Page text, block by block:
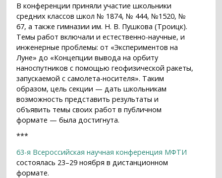
В конференции приняли участие школьники
средних классов школ № 1874, № 444, №1520, №
67, а также гимназии им. Н. В. Пушкова (Троицк).
Темы работ включали и естественно-научные, и
инженерные проблемы: от «Экспериментов на
Луне» до «Концепции вывода на орбиту
наноспутников с помощью геофизической ракеты,
запускаемой с самолета-носителя». Таким
образом, цель секции — дать школьникам
возможность представить результаты и
объявить темы своих работ в публичном
формате — была достигнута.
***
63-я Всероссийская научная конференция МФТИ
состоялась 23–29 ноября в дистанционном
формате.